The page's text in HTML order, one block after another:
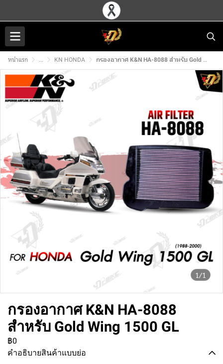
หน้าแรก ... KN HONDA กรองอากาศ K&N HA-8088 สำหรับ Gold Wing 1500 GL
1/1
กรองอากาศ K&N HA-8088
สำหรับ Gold Wing 1500 GL
฿0
คำอธิบายสินค้าแบบย่อ